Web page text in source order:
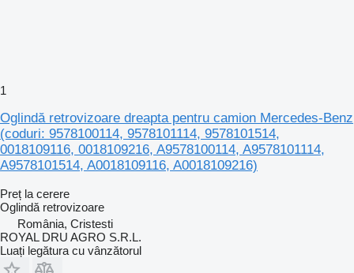
1
Oglindă retrovizoare dreapta pentru camion Mercedes-Benz
(coduri: 9578100114, 9578101114, 9578101514,
0018109116, 0018109216, A9578100114, A9578101114,
A9578101514, A0018109116, A0018109216)
Preț la cerere
Oglindă retrovizoare
România, Cristesti
ROYAL DRU AGRO S.R.L.
Luați legătura cu vânzătorul